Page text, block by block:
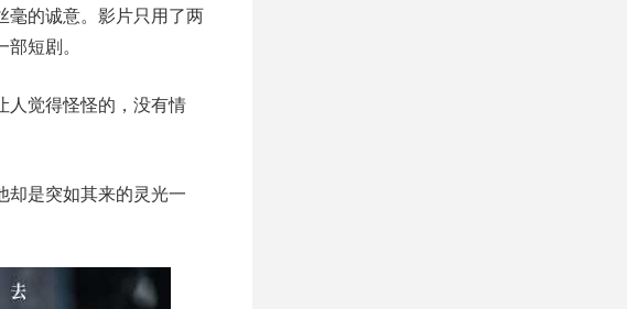
毫的诚意。影片只用了两
短剧。
人觉得怪怪的，没有情
却是突如其来的灵光一